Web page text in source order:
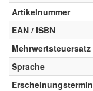
Artikelnummer
EAN / ISBN
Mehrwertsteuersatz
Sprache
Erscheinungstermin